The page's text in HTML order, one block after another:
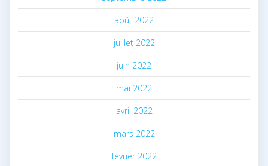
août 2022
juillet 2022
juin 2022
mai 2022
avril 2022
mars 2022
février 2022